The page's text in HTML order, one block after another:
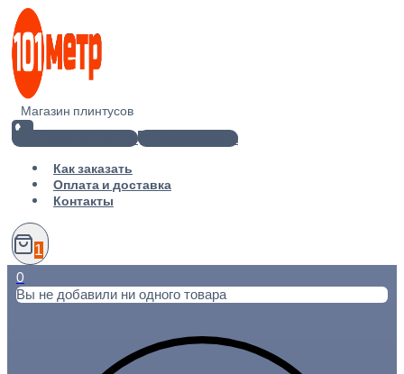
Перейти
содержимому
Магазин плинтусов
+7(812) 920-02-38
info@101metr.ru
Как заказать
Оплата и доставка
Контакты
1
0
Вы не добавили ни одного товара